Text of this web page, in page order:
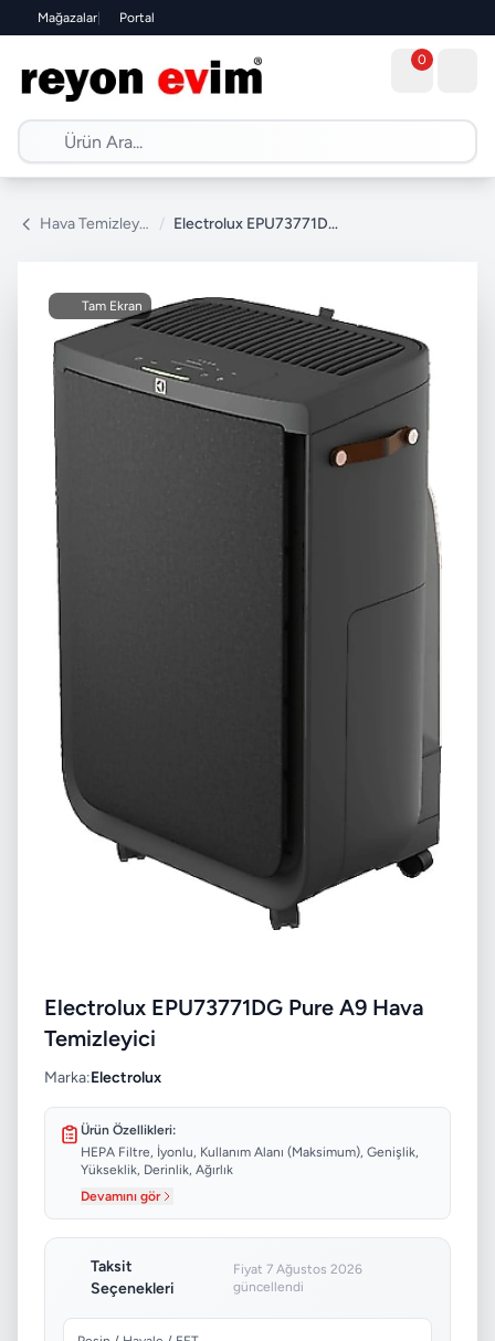
Mağazalar| Portal
0
Hava Temizleyici / Electrolux EPU73771DG Pure A9 Hava Temizleyici
Tam Ekran
Electrolux EPU73771DG Pure A9 Hava
Temizleyici
Marka:Electrolux
Ürün Özellikleri:
HEPA Filtre, İyonlu, Kullanım Alanı (Maksimum), Genişlik,
Yükseklik, Derinlik, Ağırlık
Devamını gör
Taksit
Seçenekleri
Fiyat 7 Ağustos 2026
güncellendi